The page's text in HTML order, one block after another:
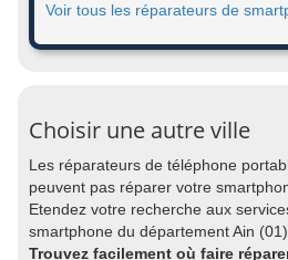
Voir tous les réparateurs de
Choisir une autre ville
Les réparateurs de téléphone
peuvent pas réparer votre
Etendez votre recherche aux
smartphone du département Ain (01).
Trouvez facilement où faire